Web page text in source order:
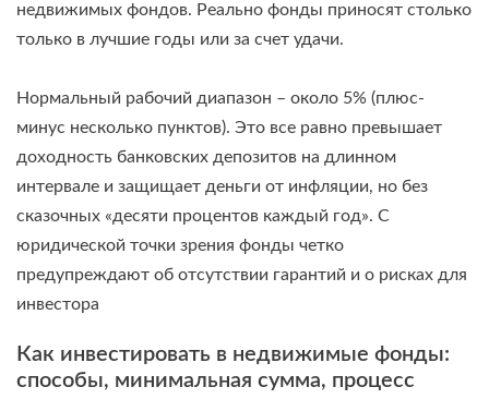
недвижимых фондов. Реально фонды приносят столько
только в лучшие годы или за счет удачи.
Нормальный рабочий диапазон – около 5% (плюс-
минус несколько пунктов). Это все равно превышает
доходность банковских депозитов на длинном
интервале и защищает деньги от инфляции, но без
сказочных «десяти процентов каждый год». С
юридической точки зрения фонды четко
предупреждают об отсутствии гарантий и о рисках для
инвестора
Как инвестировать в недвижимые фонды:
способы, минимальная сумма, процесс